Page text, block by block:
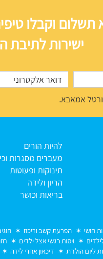
וקבלו
ישירות לתיבת
אמאבא.
להיות הורים
מעברים מסגרות
תינוקות ופעוטות
הריון ולידה
בריאות וכושר
חושי הפרעת קשב וריכוז
ויסות רגשי אצל ילדים
ליום הולדת דיכאון אחרי לידה